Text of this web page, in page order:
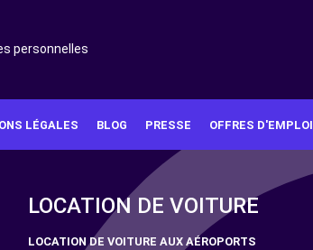
personnelles
LÉGALES BLOG PRESSE OFFRES D'EMPLOI
LOCATION DE VOITURE
LOCATION DE VOITURE AUX AÉROPORTS